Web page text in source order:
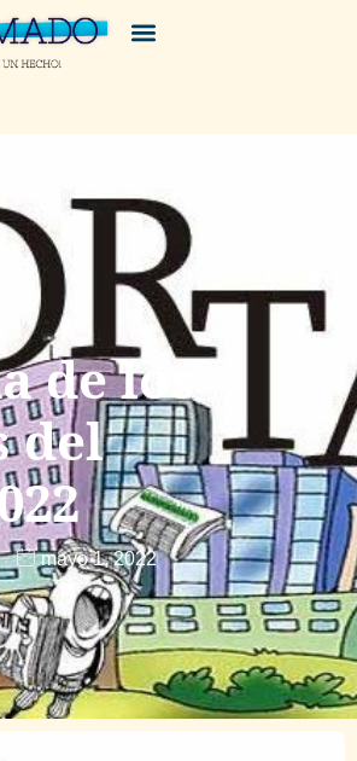
de los
del
mayo 1, 2022